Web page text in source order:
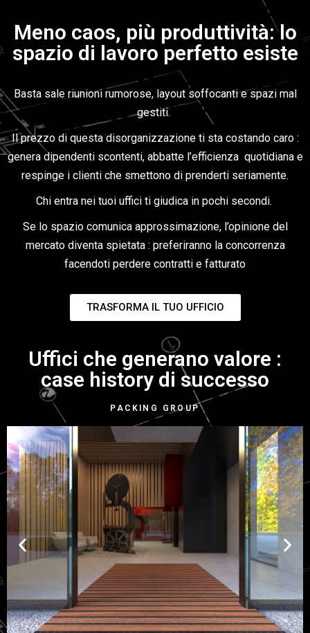
Meno caos, più produttività: lo
spazio di lavoro perfetto esiste
Basta sale riunioni rumorose, layout soffocanti e spazi mal
gestiti.
Il prezzo di questa disorganizzazione ti sta costando caro :
genera dipendenti scontenti, abbatte l’efficienza quotidiana e
respinge i clienti che smettono di prenderti seriamente.
Chi entra nei tuoi uffici ti giudica in pochi secondi.
Se lo spazio comunica approssimazione, l’opinione del
mercato diventa spietata : preferiranno la concorrenza
facendoti perdere contratti e fatturato
TRASFORMA IL TUO UFFICIO
Uffici che generano valore :
case history di successo
PACKING GROUP